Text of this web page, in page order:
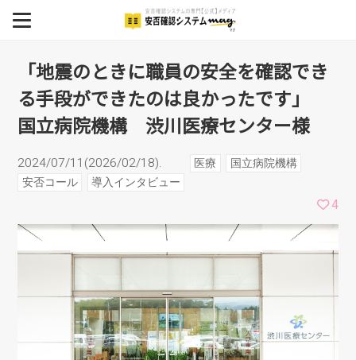
BCP
安否確認システム
安否確認システム導入事例
イベント
のは良かったです」 国立
病院機構 渋川医療センタ
ー様
「地震のときに職員の安全を確認でき
る手段ができたのは良かったです」
国立病院機構 渋川医療センター様
2024/07/11(2026/02/18). 医療
国立病院機構
安否コール
導入インタビュー
4